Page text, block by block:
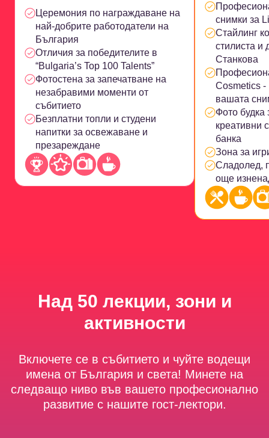
Церемония по награждаване на
най-добрите работодатели на
България
Отличия за победителите в
“Bulgaria’s Top 100 Talents”
Фотостена за запечатване на
незабравими моменти от
събитието
Безплатни топли и студени
напитки за освежаване и
презареждане
снимки за
Стайлинг
стилиста и
Станкова
Cosmetics -
вашата
Фото будка
креативни
банка
Зона за
Сладолед,
още
Над 50 лекции, зони и
активности
Включете се в събитието и чуйте водещи
имена от България и света! Минете на
следващо ниво във вашето професионално
развитие с нашите гост-лектори.